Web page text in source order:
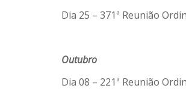
Dia 25 – 371ª Reunião
Outubro
Dia 08 – 221ª Reunião